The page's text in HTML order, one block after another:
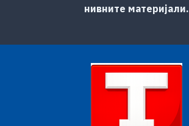
нивните материјали.